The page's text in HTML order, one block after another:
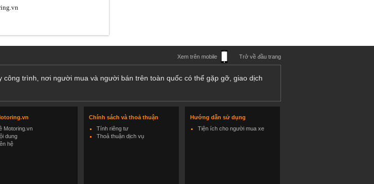
Xem trên mobile Trở về đầu trang
trình, nơi người mua và người bán trên toàn quốc có thể gặp gỡ, giao dịch
Motoring.vn
dung
hệ
Chính sách và thoả thuận
Tính riêng tư
Thoả thuận dịch vụ
Hướng dẫn sử dụng
Tiện ích cho người mua xe